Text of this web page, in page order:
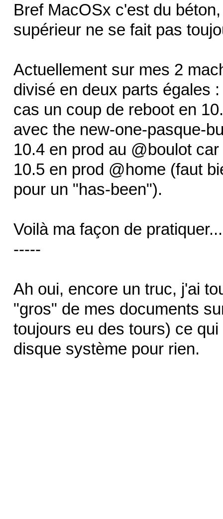
Bref MacOSx c'est du
supérieur ne se fait pas
Actuellement sur mes 2
divisé en deux parts égales
cas un coup de reboot en
avec the new-one-pasque-
10.4 en prod au @boulot
10.5 en prod @home (faut
pour un "has-been").
Voilà ma façon de pratiquer...
-----
Ah oui, encore un truc, j'ai
"gros" de mes documents
toujours eu des tours) ce
disque système pour rien.